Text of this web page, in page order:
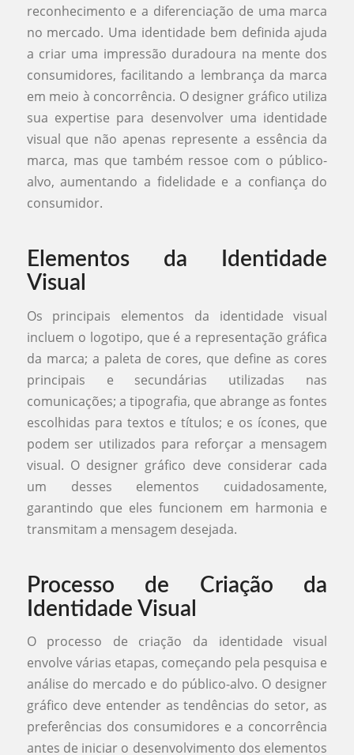
reconhecimento e a diferenciação de uma marca
no mercado. Uma identidade bem definida ajuda
a criar uma impressão duradoura na mente dos
consumidores, facilitando a lembrança da marca
em meio à concorrência. O designer gráfico utiliza
sua expertise para desenvolver uma identidade
visual que não apenas represente a essência da
marca, mas que também ressoe com o público-
alvo, aumentando a fidelidade e a confiança do
consumidor.
Elementos da Identidade
Visual
Os principais elementos da identidade visual
incluem o logotipo, que é a representação gráfica
da marca; a paleta de cores, que define as cores
principais e secundárias utilizadas nas
comunicações; a tipografia, que abrange as fontes
escolhidas para textos e títulos; e os ícones, que
podem ser utilizados para reforçar a mensagem
visual. O designer gráfico deve considerar cada
um desses elementos cuidadosamente,
garantindo que eles funcionem em harmonia e
transmitam a mensagem desejada.
Processo de Criação da
Identidade Visual
O processo de criação da identidade visual
envolve várias etapas, começando pela pesquisa e
análise do mercado e do público-alvo. O designer
gráfico deve entender as tendências do setor, as
preferências dos consumidores e a concorrência
antes de iniciar o desenvolvimento dos elementos